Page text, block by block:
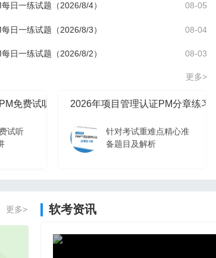
日一练试题（2026/8/4） 08-05
日一练试题（2026/8/3） 08-04
日一练试题（2026/8/2） 08-03
更多>
免费试听课程
试听
2026年项目管理认证PM分章练习册
针对考试重难点精心准
备题目及解析
试听
更多> 软考资讯